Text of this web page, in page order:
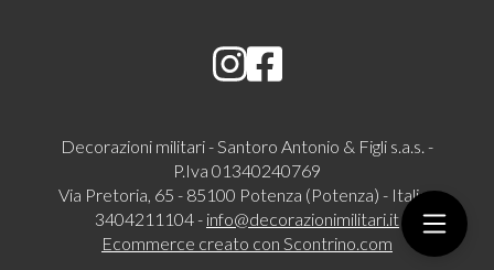
Decorazioni militari - Santoro Antonio & Figli s.a.s. -
P.Iva 01340240769
Via Pretoria, 65 - 85100 Potenza (Potenza) - Italia -
3404211104 - info@decorazionimilitari.it
Ecommerce creato con Scontrino.com